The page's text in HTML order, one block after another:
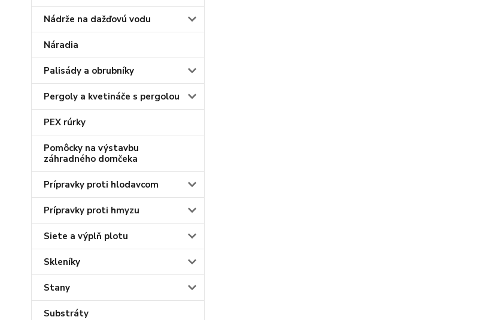
Nádrže na dažďovú vodu
Náradia
Palisády a obrubníky
Pergoly a kvetináče s pergolou
PEX rúrky
Pomôcky na výstavbu
záhradného domčeka
Prípravky proti hlodavcom
Prípravky proti hmyzu
Siete a výplň plotu
Skleníky
Stany
Substráty